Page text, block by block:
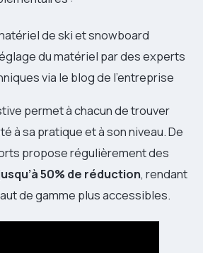
de ski et snowboard
du matériel par des experts
via le blog de l’entreprise
permet à chacun de trouver
à sa pratique et à son niveau. De
propose régulièrement des
50% de réduction, rendant
de gamme plus accessibles.